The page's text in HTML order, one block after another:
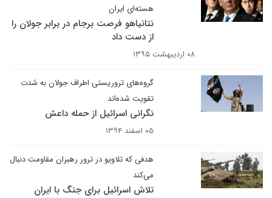
هسته‌ای ایران
نتانیاهو فرصت برجام در برابر جولان را
از دست داد
۰۸ اردیبهشت ۱۳۹۵
گروه‌های تروریستی اطراف جولان به شدت
تقویت شده‌اند
نگرانی اسرائیل از حمله داعش
۰۵ اسفند ۱۳۹۴
هدفی که تلاویو در ترور رهبران مقاومت دنبال
می‌کند
تلاش اسرائیل برای جنگ با ایران